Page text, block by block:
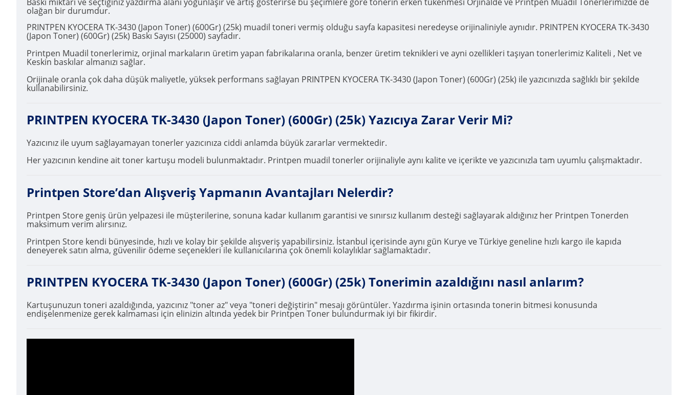
olağan bir durumdur.
PRINTPEN KYOCERA TK-3430 (Japon Toner) (600Gr) (25k) muadil toneri vermiş olduğu sayfa kapasitesi neredeyse orijinaliniyle aynıdır. PRINTPEN KYOCERA TK-3430
(Japon Toner) (600Gr) (25k) Baskı Sayısı (25000) sayfadır.
Printpen Muadil tonerlerimiz, orjinal markaların üretim yapan fabrikalarına oranla, benzer üretim teknikleri ve ayni ozellikleri taşıyan tonerlerimiz Kaliteli , Net ve
Keskin baskılar almanızı sağlar.
Orijinale oranla çok daha düşük maliyetle, yüksek performans sağlayan PRINTPEN KYOCERA TK-3430 (Japon Toner) (600Gr) (25k) ile yazıcınızda sağlıklı bir şekilde
kullanabilirsiniz.
PRINTPEN KYOCERA TK-3430 (Japon Toner) (600Gr) (25k) Yazıcıya Zarar Verir Mi?
Yazıcınız ile uyum sağlayamayan tonerler yazıcınıza ciddi anlamda büyük zararlar vermektedir.
Her yazıcının kendine ait toner kartuşu modeli bulunmaktadır. Printpen muadil tonerler orijinaliyle aynı kalite ve içerikte ve yazıcınızla tam uyumlu çalışmaktadır.
Printpen Store’dan Alışveriş Yapmanın Avantajları Nelerdir?
Printpen Store geniş ürün yelpazesi ile müşterilerine, sonuna kadar kullanım garantisi ve sınırsız kullanım desteği sağlayarak aldığınız her Printpen Tonerden
maksimum verim alırsınız.
Printpen Store kendi bünyesinde, hızlı ve kolay bir şekilde alışveriş yapabilirsiniz. İstanbul içerisinde aynı gün Kurye ve Türkiye geneline hızlı kargo ile kapıda
deneyerek satın alma, güvenilir ödeme seçenekleri ile kullanıcılarına çok önemli kolaylıklar sağlamaktadır.
PRINTPEN KYOCERA TK-3430 (Japon Toner) (600Gr) (25k) Tonerimin azaldığını nasıl anlarım?
Kartuşunuzun toneri azaldığında, yazıcınız "toner az" veya "toneri değiştirin" mesajı görüntüler. Yazdırma işinin ortasında tonerin bitmesi konusunda
endişelenmenize gerek kalmaması için elinizin altında yedek bir Printpen Toner bulundurmak iyi bir fikirdir.